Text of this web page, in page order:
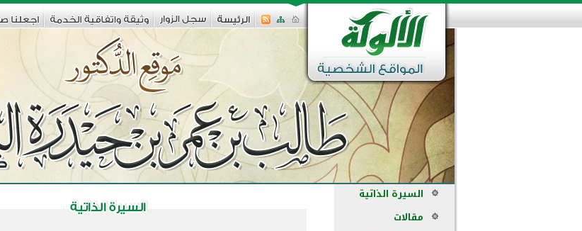
السيرة الذاتية
مقالات